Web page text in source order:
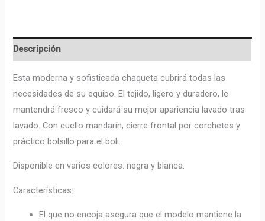
Descripción
Esta moderna y sofisticada chaqueta cubrirá todas las
necesidades de su equipo. El tejido, ligero y duradero, le
mantendrá fresco y cuidará su mejor apariencia lavado tras
lavado. Con cuello mandarín, cierre frontal por corchetes y
práctico bolsillo para el boli.
Disponible en varios colores: negra y blanca.
Características:
El que no encoja asegura que el modelo mantiene la